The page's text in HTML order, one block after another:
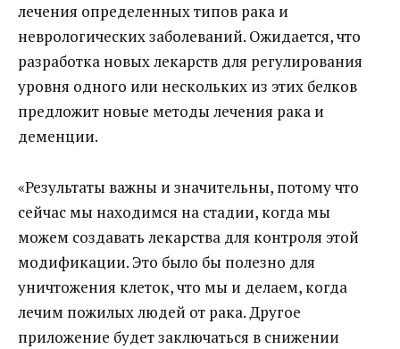
лечения определенных типов рака и
неврологических заболеваний. Ожидается, что
разработка новых лекарств для регулирования
уровня одного или нескольких из этих белков
предложит новые методы лечения рака и
деменции.
«Результаты важны и значительны, потому что
сейчас мы находимся на стадии, когда мы
можем создавать лекарства для контроля этой
модификации. Это было бы полезно для
уничтожения клеток, что мы и делаем, когда
лечим пожилых людей от рака. Другое
приложение будет заключаться в снижении